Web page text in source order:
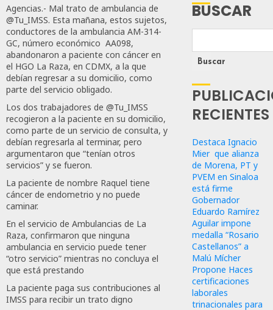
Agencias.- Mal trato de ambulancia de
@Tu_IMSS. Esta mañana, estos sujetos,
conductores de la ambulancia AM-314-
GC, número económico AA098,
abandonaron a paciente con cáncer en
el HGO La Raza, en CDMX, a la que
debían regresar a su domicilio, como
parte del servicio obligado.
Los dos trabajadores de @Tu_IMSS
recogieron a la paciente en su domicilio,
como parte de un servicio de consulta, y
debían regresarla al terminar, pero
argumentaron que “tenían otros
servicios” y se fueron.
La paciente de nombre Raquel tiene
cáncer de endometrio y no puede
caminar.
En el servicio de Ambulancias de La
Raza, confirmaron que ninguna
ambulancia en servicio puede tener
“otro servicio” mientras no concluya el
que está prestando
La paciente paga sus contribuciones al
IMSS para recibir un trato digno
BUSCAR
Buscar
RECIENTES
Destaca Ignacio
Mier que alianza
de Morena, PT y
PVEM en Sinaloa
está firme
Gobernador
Eduardo Ramírez
Aguilar impone
medalla “Rosario
Castellanos” a
Malú Mícher
Propone Haces
certificaciones
laborales
trinacionales para